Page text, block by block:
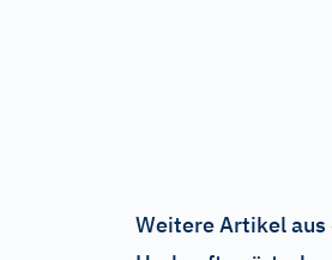
Weitere Artikel aus